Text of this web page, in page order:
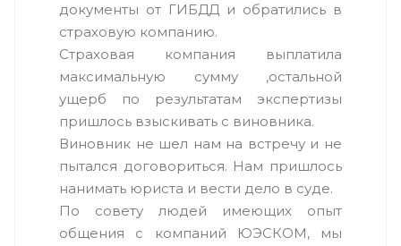
документы от ГИБДД и обратились в
страховую компанию.
Страховая компания выплатила
максимальную сумму ,остальной
ущерб по результатам экспертизы
пришлось взыскивать с виновника.
Виновник не шел нам на встречу и не
пытался договориться. Нам пришлось
нанимать юриста и вести дело в суде.
По совету людей имеющих опыт
общения с компаний ЮЭСКОМ, мы